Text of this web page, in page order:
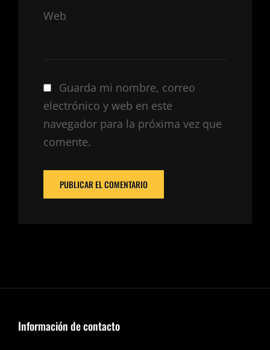
Web
Guarda mi nombre, correo
electrónico y web en este
navegador para la próxima vez que
comente.
Información de contacto